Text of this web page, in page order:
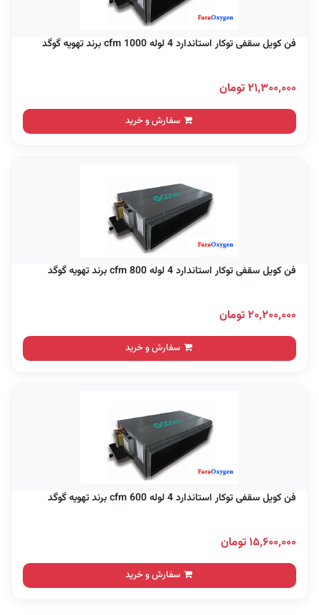
فن کویل سقفی توکار استاندارد 4 لوله 1000 cfm برند تهویه گوگد
۲۱,۳۰۰,۰۰۰ تومان
سفارش و خرید
فن کویل سقفی توکار استاندارد 4 لوله 800 cfm برند تهویه گوگد
۲۰,۲۰۰,۰۰۰ تومان
سفارش و خرید
فن کویل سقفی توکار استاندارد 4 لوله 600 cfm برند تهویه گوگد
۱۵,۶۰۰,۰۰۰ تومان
سفارش و خرید